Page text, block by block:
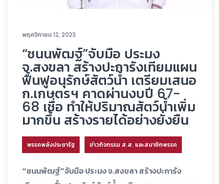
พฤศจิกายน 12, 2023
“ชนนพัฒฐ์”จับมือ ประมง
จ.สงขลา สร้างปะการังเทียมแผน
ฟื้นฟูอนุรักษ์สัตว์น้ำ เตรียมเสนอ
ก.เกษตรฯ คาดผ่านงบปี 67-
68 เชื่อ ทำให้ปริมาณสัตว์น้ำเพิ่ม
มากขึ้น สร้างรายได้อย่างยั่งยืน
พรรคพลังประชารัฐ ข่าวกิจกรรม ส.ส. และสมาชิกพรรค
“ชนนพัฒฐ์”จับมือ ประมง จ.สงขลา สร้างปะการัง